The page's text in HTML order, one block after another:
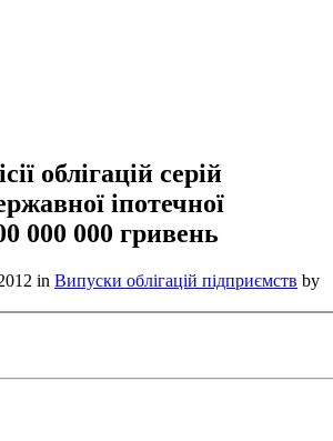
облігацій серій
іпотечної
000 000 гривень
in Випуски облігацій підприємств by